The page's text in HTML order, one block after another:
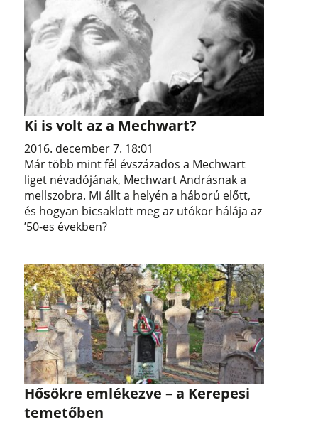
Ki is volt az a Mechwart?
2016. december 7. 18:01
Már több mint fél évszázados a Mechwart
liget névadójának, Mechwart Andrásnak a
mellszobra. Mi állt a helyén a háború előtt,
és hogyan bicsaklott meg az utókor hálája az
’50-es években?
Hősökre emlékezve – a Kerepesi
temetőben